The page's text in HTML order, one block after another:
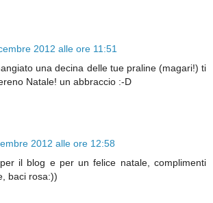
2012 alle ore 11:51
una decina delle tue praline (magari!) ti
Natale! un abbraccio :-D
2012 alle ore 12:58
il blog e per un felice natale, complimenti
baci rosa:))